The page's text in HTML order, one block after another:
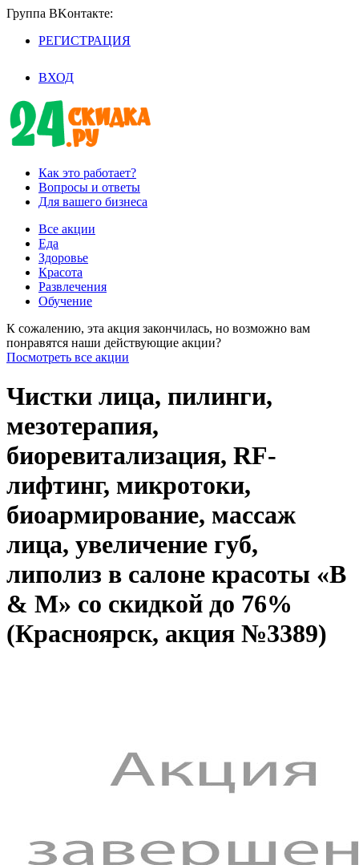
Группа BKoнтaктe:
РЕГИСТРАЦИЯ
ВХОД
Как это работает?
Вопросы и ответы
Для вашего бизнеса
Все акции
Еда
Здоровье
Красота
Развлечения
Обучение
К сожалению, эта акция закончилась, но возможно вам
понравятся наши действующие акции?
Посмотреть все акции
Чистки лица, пилинги,
мезотерапия,
биоревитализация, RF-
лифтинг, микротоки,
биоармирование, массаж
лица, увеличение губ,
липолиз в салоне красоты «B
& M» со скидкой до 76%
(Красноярск, акция №3389)